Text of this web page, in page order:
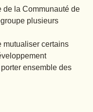
de la Communauté de
plusieurs
mutualiser certains
ensemble des